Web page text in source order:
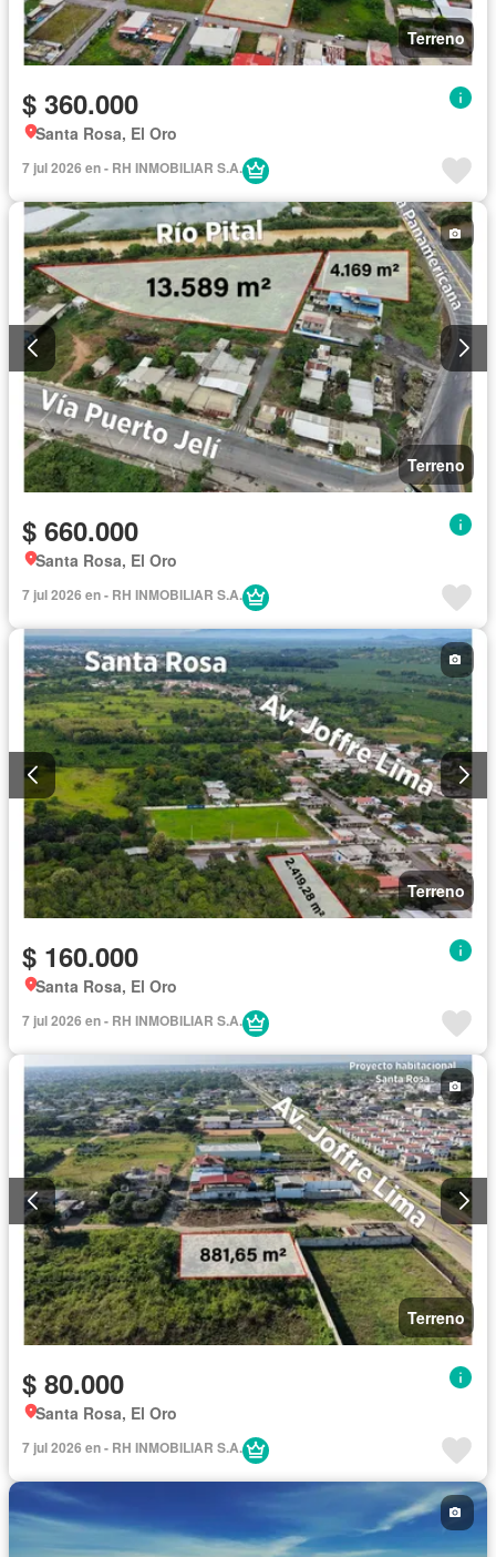
Terreno
$ 360.000
Santa Rosa, El Oro
7 jul 2026 en - RH INMOBILIAR S.A.
Terreno
$ 660.000
Santa Rosa, El Oro
7 jul 2026 en - RH INMOBILIAR S.A.
Terreno
$ 160.000
Santa Rosa, El Oro
7 jul 2026 en - RH INMOBILIAR S.A.
Terreno
$ 80.000
Santa Rosa, El Oro
7 jul 2026 en - RH INMOBILIAR S.A.